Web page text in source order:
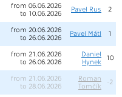
from 06.06.2026
to 10.06.2026
Pavel Rus 2
from 20.06.2026
to 26.06.2026
Pavel Mátl 1
from 21.06.2026
to 26.06.2026
Daniel
Hynek
10
from 21.06.2026
to 28.06.2026
Roman
Tomčík
-2